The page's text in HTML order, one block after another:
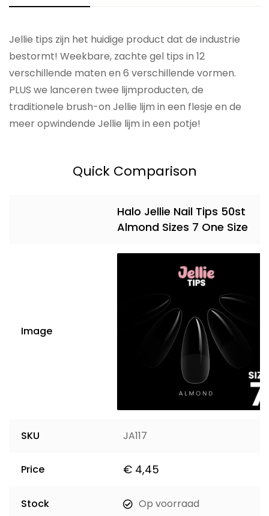
Jellie tips zijn het huidige product dat de industrie
bestormt! Weekbare, zachte gel tips in 12
verschillende maten en 6 verschillende vormen.
PLUS we lanceren twee lijmproducten, de
traditionele brush-on Jellie lijm in een flesje en de
meer opwindende Jellie lijm in een potje!
Quick Comparison
Halo Jellie Nail Tips 50st
Almond Sizes 7 One Size
Image
SKU JA117
Price € 4,45
Stock Op voorraad